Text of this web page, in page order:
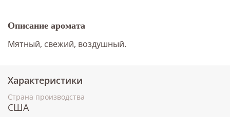
Описание аромата
Мятный, свежий, воздушный.
Характеристики
Страна производства
США